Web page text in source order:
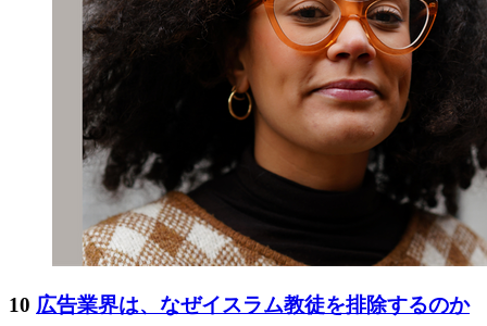
10 広告業界は、なぜイスラム教徒を排除するのか